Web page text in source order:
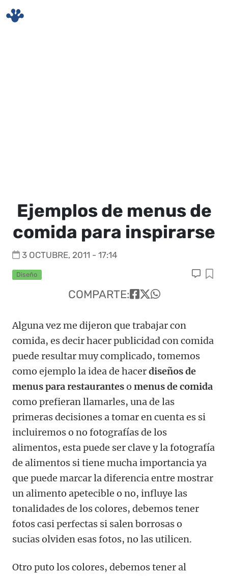
Ejemplos de menus de
comida para inspirarse
3 OCTUBRE, 2011 - 17:14
Diseño
COMPARTE:
Alguna vez me dijeron que trabajar con
comida, es decir hacer publicidad con comida
puede resultar muy complicado, tomemos
como ejemplo la idea de hacerdiseños de
menus para restauranteso menus de comida
como prefieran llamarles, una de las
primeras decisiones a tomar en cuenta es si
incluiremos o no fotografías de los
alimentos, esta puede ser clave y la fotografía
de alimentos si tiene mucha importancia ya
que puede marcar la diferencia entre mostrar
un alimento apetecible o no, influye las
tonalidades de los colores, debemos tener
fotos casi perfectas si salen borrosas o
sucias olviden esas fotos, no las utilicen.
Otro puto los colores, debemos tener al